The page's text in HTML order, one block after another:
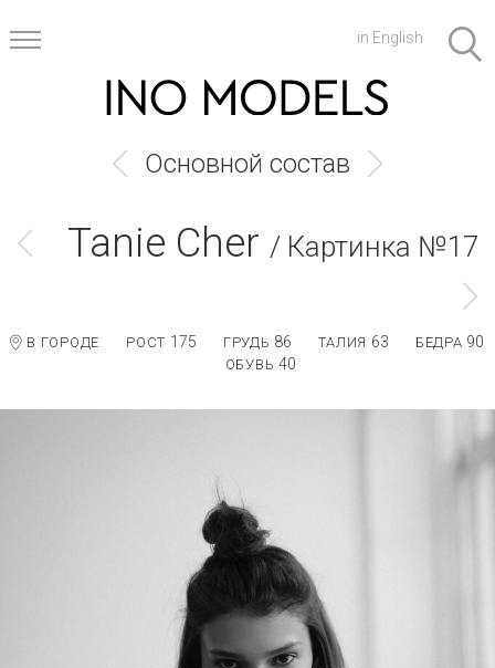
in English
Основной состав
Tanie Cher / Картинка №17
В ГОРОДЕ РОСТ 175 ГРУДЬ 86 ТАЛИЯ 63 БЕДРА 90
ОБУВЬ40